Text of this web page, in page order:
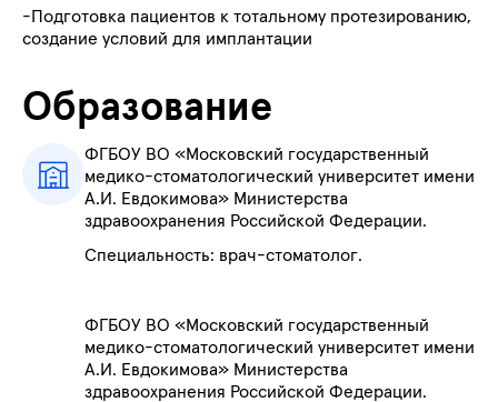
-Подготовка пациентов к тотальному протезированию,
создание условий для имплантации
Образование
ФГБОУ ВО «Московский государственный
медико-стоматологический университет имени
А.И. Евдокимова» Министерства
здравоохранения Российской Федерации.
Специальность: врач-стоматолог.
ФГБОУ ВО «Московский государственный
медико-стоматологический университет имени
А.И. Евдокимова» Министерства
здравоохранения Российской Федерации.